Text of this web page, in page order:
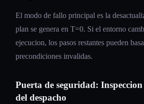
El modo de fallo principal es la
plan se genera en T=0. Si el entorno
ejecucion, los pasos restantes pueden
precondiciones invalidas.
Puerta de seguridad:
del despacho